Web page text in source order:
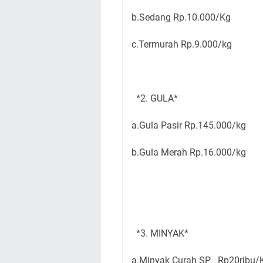
b.Sedang Rp.10.000/Kg
c.Termurah Rp.9.000/kg
*2. GULA*
a.Gula Pasir Rp.145.000/kg
b.Gula Merah Rp.16.000/kg
*3. MINYAK*
a.Minyak Curah SP Rp20ribu/